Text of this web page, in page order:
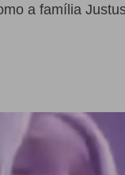
a família
NO ESTRELANDO